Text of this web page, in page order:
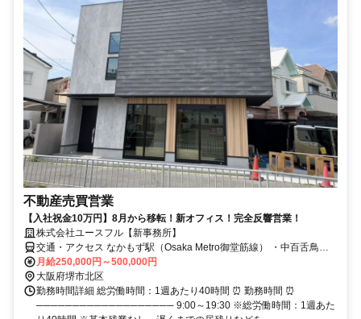
不動産売買営業
【入社祝金10万円】8月から移転！新オフィス！完全反響営業！
株式会社ユースフル【新事務所】
交通・アクセス なかもず駅（Osaka Metro御堂筋線） ・中百舌鳥駅
（南海高野線・泉北高速鉄道） 徒歩: 約 6〜9分
月給250,000円～500,000円
大阪府堺市北区
勤務時間詳細 総労働時間：1週あたり40時間 ⏰ 勤務時間 ⏰
─────────────────── 9:00～19:30 ※総労働時間：1週あた